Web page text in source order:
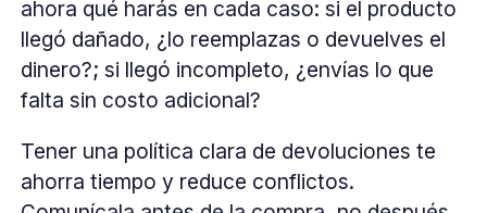
ahora qué harás en cada caso: si el producto
llegó dañado, ¿lo reemplazas o devuelves el
dinero?; si llegó incompleto, ¿envías lo que
falta sin costo adicional?
Tener una política clara de devoluciones te
ahorra tiempo y reduce conflictos.